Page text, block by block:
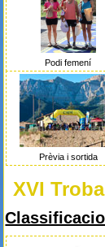
Podi femení
Prèvia i sortida
XVI